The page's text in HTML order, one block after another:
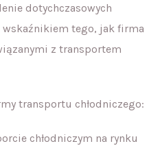
dotychczasowych
tego, jak firma
z transportem
transportu chłodniczego:
chłodniczym na rynku